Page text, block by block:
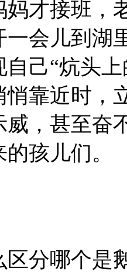
妈才接班，
一会儿到
自己“炕头
悄靠近时，
威，甚至奋
的孩儿们。
区分哪个是